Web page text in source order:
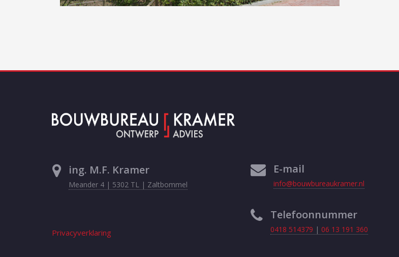
ing. M.F. Kramer
Meander 4 | 5302 TL | Zaltbommel
Privacyverklaring
E-mail
info@bouwbureaukramer.nl
Telefoonnummer
0418 514379 | 06 13 191 360